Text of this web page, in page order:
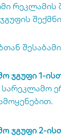
რეკლამის
ჯგუფი 1-
სარეკლამო
ჯგუფი 2-